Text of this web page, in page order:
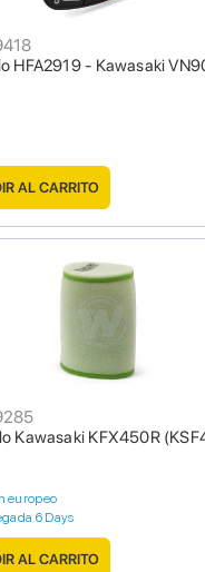
HFA2919 - Kawasaki
AL CARRITO
Kawasaki KFX450R
europeo
6 Days
AL CARRITO